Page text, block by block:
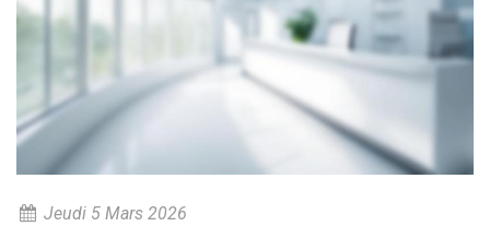
Jeudi 5 Mars 2026